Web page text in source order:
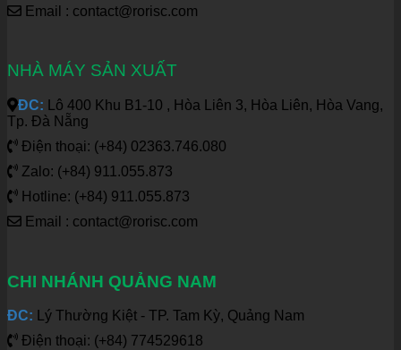
Email : contact@rorisc.com
NHÀ MÁY SẢN XUẤT
ĐC: Lô 400 Khu B1-10 , Hòa Liên 3, Hòa Liên, Hòa Vang,
Tp. Đà Nẵng
Điện thoại: (+84) 02363.746.080
Zalo: (+84) 911.055.873
Hotline: (+84) 911.055.873
Email : contact@rorisc.com
CHI NHÁNH QUẢNG NAM
ĐC: Lý Thường Kiệt - TP. Tam Kỳ, Quảng Nam
Điện thoại: (+84) 774529618